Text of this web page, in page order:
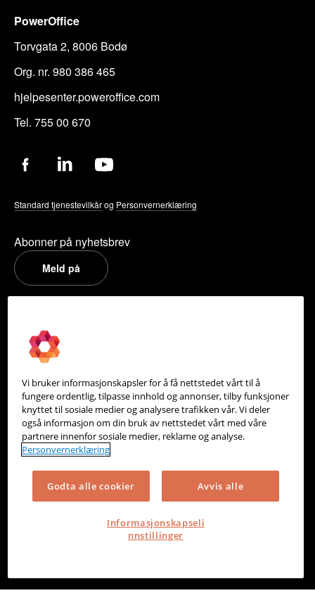
PowerOffice
Torvgata 2, 8006 Bodø
Org. nr. 980 386 465
hjelpesenter.poweroffice.com
Tel. 755 00 670
Standard tjenestevilkårog Personvernerklæring
Abonner på nyhetsbrev
Meld på
Om oss
Partneroversikt
Integrasjoner
Hjelpesenter
Kontakt oss
Personvern
Informasjonskapsler
Vi bruker informasjonskapsler for å få nettstedet vårt til å
fungere ordentlig, tilpasse innhold og annonser, tilby funksjoner
knyttet til sosiale medier og analysere trafikken vår. Vi deler
også informasjon om din bruk av nettstedet vårt med våre
partnere innenfor sosiale medier, reklame og analyse.
Personvernerklæring
Godta alle cookier Avvis alle
Informasjonskapseli
nnstillinger